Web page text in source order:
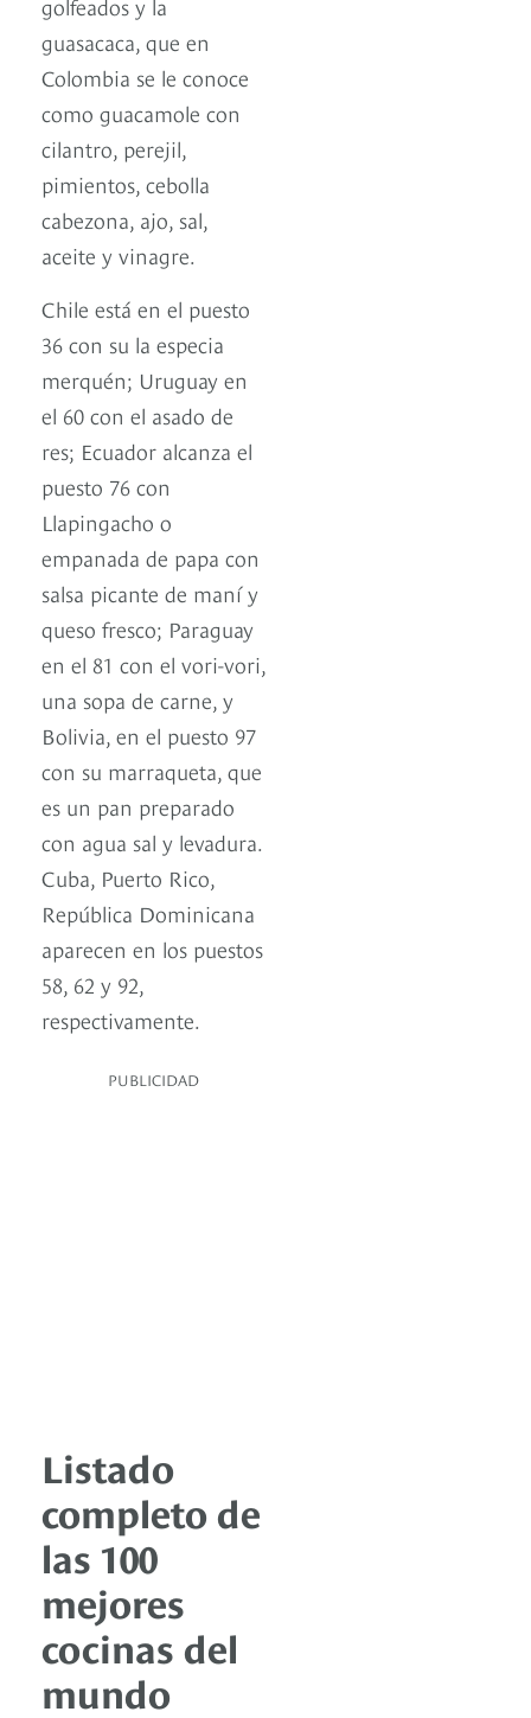
guasacaca, que en
Colombia se le conoce
como guacamole con
cilantro, perejil,
pimientos, cebolla
cabezona, ajo, sal,
aceite y vinagre.
Chile está en el puesto
36 con su la especia
merquén; Uruguay en
el 60 con el asado de
res; Ecuador alcanza el
puesto 76 con
Llapingacho o
empanada de papa con
salsa picante de maní y
queso fresco; Paraguay
en el 81 con el vori-vori,
una sopa de carne, y
Bolivia, en el puesto 97
con su marraqueta, que
es un pan preparado
con agua sal y levadura.
Cuba, Puerto Rico,
República Dominicana
aparecen en los puestos
58, 62 y 92,
respectivamente.
PUBLICIDAD
Listado
completo de
las 100
mejores
cocinas del
mundo